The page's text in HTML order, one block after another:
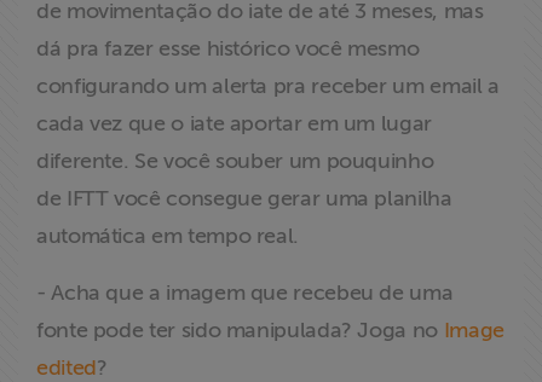
de movimentação do iate de até 3 meses, mas
dá pra fazer esse histórico você mesmo
configurando um alerta pra receber um email a
cada vez que o iate aportar em um lugar
diferente. Se você souber um pouquinho
de IFTT você consegue gerar uma planilha
automática em tempo real.
- Acha que a imagem que recebeu de uma
fonte pode ter sido manipulada? Joga no Image
edited?